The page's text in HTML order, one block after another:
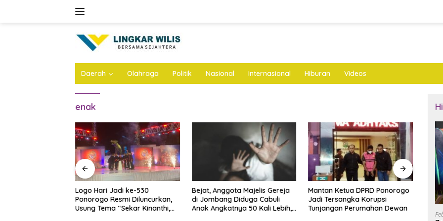
Daerah Olahraga Politik Nasional Internasional Hiburan Videos
enak
Logo Hari Jadi ke-530
Ponorogo Resmi Diluncurkan,
Usung Tema “Sekar Kinanthi,
Bejat, Anggota Majelis Gereja
di Jombang Diduga Cabuli
Anak Angkatnya 50 Kali Lebih,
Mantan Ketua DPRD Ponorogo
Jadi Tersangka Korupsi
Tunjangan Perumahan Dewan